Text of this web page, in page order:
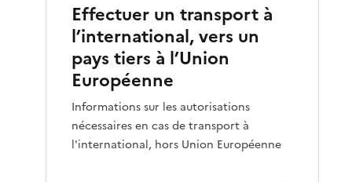
Effectuer un transport à
l’international, vers un
pays tiers à l’Union
Européenne
Informations sur les autorisations
nécessaires en cas de transport à
l'international, hors Union Européenne